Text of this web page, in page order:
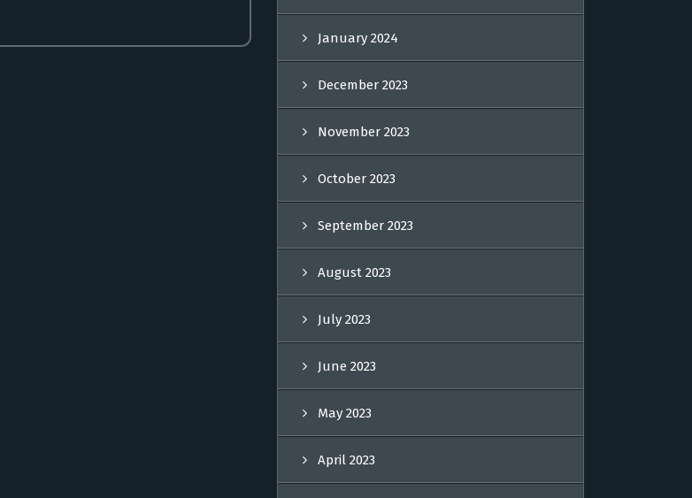
January 2024
December 2023
November 2023
October 2023
September 2023
August 2023
July 2023
June 2023
May 2023
April 2023